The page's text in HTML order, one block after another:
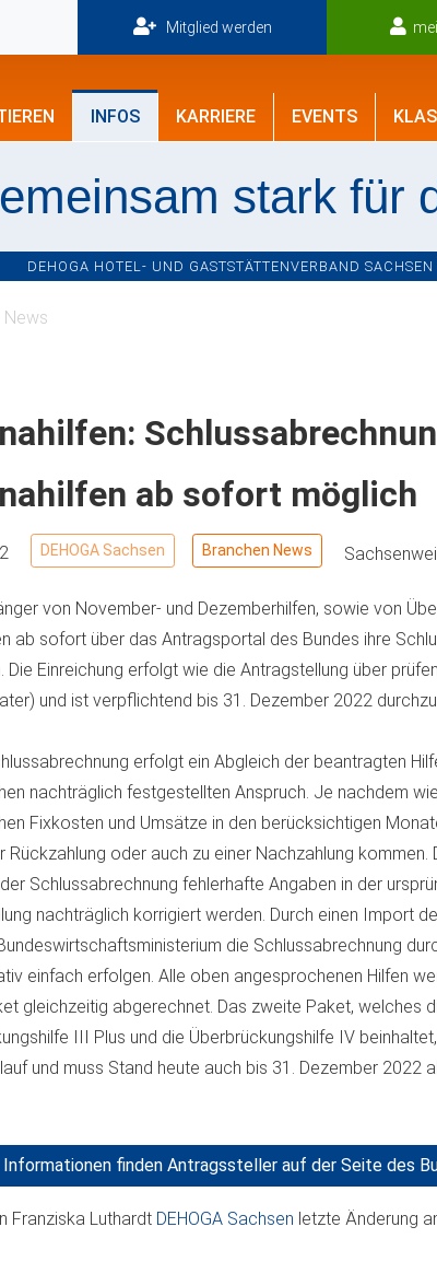
Mitglied werden
INFOS KARRIERE EVENTS
stark für
DEHOGA HOTEL- UND GASTSTÄTTENVERBAND
News
ab sofort möglich
DEHOGA Sachsen Branchen News
von November- und Dezemberhilfen, sowie von
ab sofort über das Antragsportal des Bundes ihre
Die Einreichung erfolgt wie die Antragstellung über
und ist verpflichtend bis 31. Dezember 2022
erfolgt ein Abgleich der beantragten
nachträglich festgestellten Anspruch. Je nachdem
Fixkosten und Umsätze in den berücksichtigen
Rückzahlung oder auch zu einer Nachzahlung kommen.
Schlussabrechnung fehlerhafte Angaben in der
nachträglich korrigiert werden. Durch einen Import
die Schlussabrechnung
einfach erfolgen. Alle oben angesprochenen Hilfen
gleichzeitig abgerechnet. Das zweite Paket, welches
III Plus und die Überbrückungshilfe IV
und muss Stand heute auch bis 31. Dezember 2022
finden Antragssteller auf der Seite des
Franziska Luthardt DEHOGA Sachsen letzte Änderung